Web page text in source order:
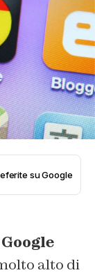
su Google
alto di